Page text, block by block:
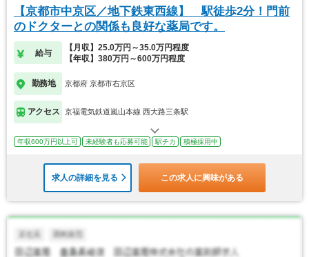
【京都市中京区／地下鉄東西線】 駅徒歩2分！門前
のドクターとの関係も良好な薬局です。
給与
【月収】25.0万円～35.0万円程度
【年収】380万円～600万円程度
勤務地 京都府 京都市右京区
アクセス 京福電気鉄道嵐山本線 西大路三条駅
年収600万円以上可 未経験者も応募可能 駅チカ 積極採用中
求人の詳細を見る この求人に興味がある